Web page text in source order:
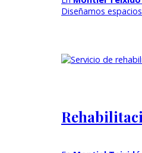
Diseñamos